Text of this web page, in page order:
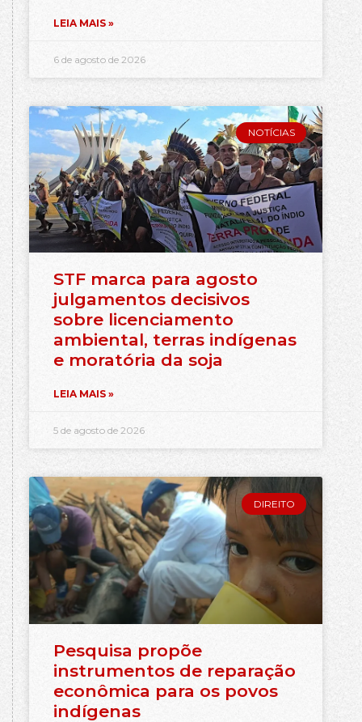
LEIA MAIS »
6 de agosto de 2026
NOTÍCIAS
STF marca para agosto
julgamentos decisivos
sobre licenciamento
ambiental, terras indígenas
e moratória da soja
LEIA MAIS »
5 de agosto de 2026
DIREITO
Pesquisa propõe
instrumentos de reparação
econômica para os povos
indígenas